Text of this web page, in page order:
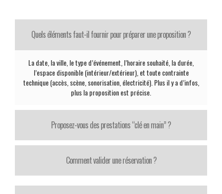
Quels éléments faut-il fournir pour préparer une proposition ?
La date, la ville, le type d’événement, l’horaire souhaité, la durée,
l’espace disponible (intérieur/extérieur), et toute contrainte
technique (accès, scène, sonorisation, électricité). Plus il y a d’infos,
plus la proposition est précise.
Proposez-vous des prestations “clé en main” ?
Comment valider une réservation ?